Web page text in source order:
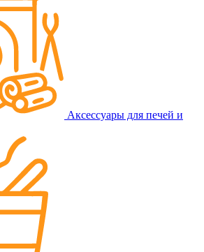
Аксессуары для печей и